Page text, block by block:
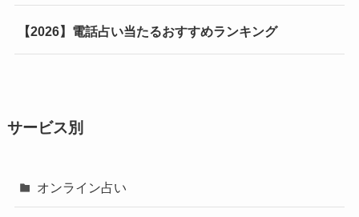
【2026】電話占い当たるおすすめランキング
サービス別
オンライン占い